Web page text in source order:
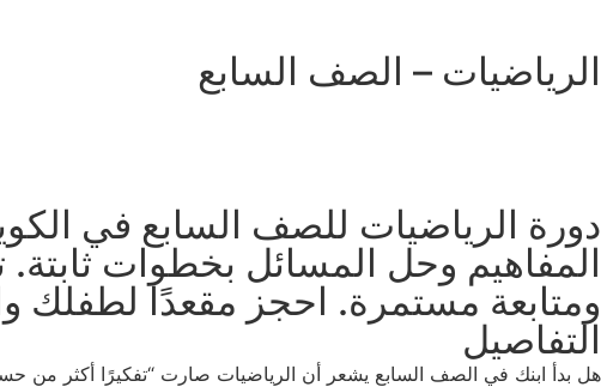
الرياضيات – الصف السابع
دورة الرياضيات للصف السابع في
المفاهيم وحل المسائل بخطوات
ومتابعة مستمرة. احجز مقعدًا لطفلك
التفاصيل
هل بدأ ابنك في الصف السابع يشعر أن الرياضيات صارت “تفكيرًا أكثر